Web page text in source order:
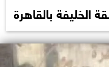
بالقاهرة